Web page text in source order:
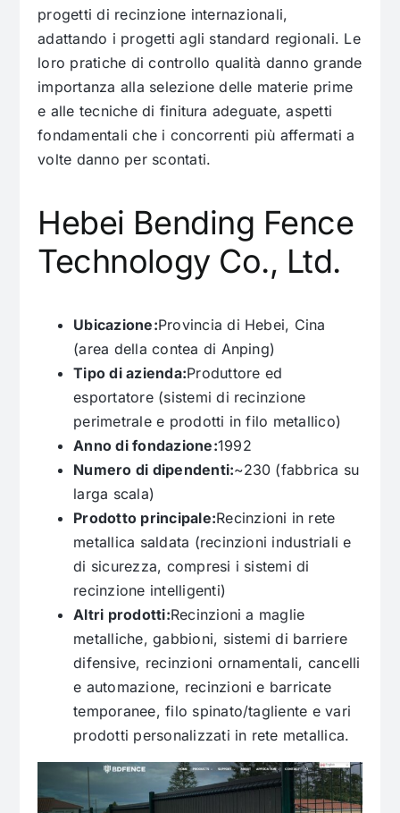
progetti di recinzione internazionali,
adattando i progetti agli standard regionali. Le
loro pratiche di controllo qualità danno grande
importanza alla selezione delle materie prime
e alle tecniche di finitura adeguate, aspetti
fondamentali che i concorrenti più affermati a
volte danno per scontati.
Hebei Bending Fence
Technology Co., Ltd.
Ubicazione:Provincia di Hebei, Cina
(area della contea di Anping)
Tipo di azienda:Produttore ed
esportatore (sistemi di recinzione
perimetrale e prodotti in filo metallico)
Anno di fondazione:1992
Numero di dipendenti:~230 (fabbrica su
larga scala)
Prodotto principale:Recinzioni in rete
metallica saldata (recinzioni industriali e
di sicurezza, compresi i sistemi di
recinzione intelligenti)
Altri prodotti:Recinzioni a maglie
metalliche, gabbioni, sistemi di barriere
difensive, recinzioni ornamentali, cancelli
e automazione, recinzioni e barricate
temporanee, filo spinato/tagliente e vari
prodotti personalizzati in rete metallica.